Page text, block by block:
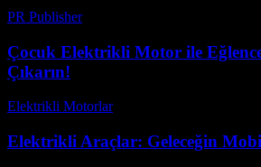
PR Publisher-
Çocuk Elektrikli Motor ile
Çıkarın!
Elektrikli Motorlar-
Elektrikli Araçlar: Geleceğin